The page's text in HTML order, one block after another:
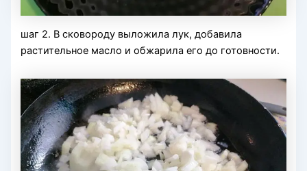
шаг 2. В сковороду выложила лук, добавила
растительное масло и обжарила его до готовности.